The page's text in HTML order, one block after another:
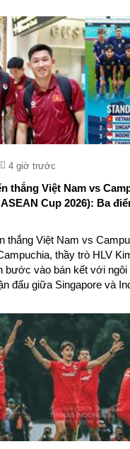
4 giờ trước
thắng Việt Nam vs
ASEAN Cup 2026): Ba
thắng Việt Nam vs
thầy trò HLV
bước vào bán kết với ngôi
đấu giữa Singapore và